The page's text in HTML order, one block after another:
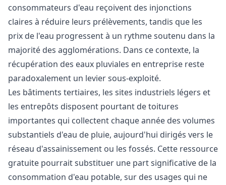
consommateurs d'eau reçoivent des injonctions
claires à réduire leurs prélèvements, tandis que les
prix de l'eau progressent à un rythme soutenu dans la
majorité des agglomérations. Dans ce contexte, la
récupération des eaux pluviales en entreprise reste
paradoxalement un levier sous-exploité.
Les bâtiments tertiaires, les sites industriels légers et
les entrepôts disposent pourtant de toitures
importantes qui collectent chaque année des volumes
substantiels d'eau de pluie, aujourd'hui dirigés vers le
réseau d'assainissement ou les fossés. Cette ressource
gratuite pourrait substituer une part significative de la
consommation d'eau potable, sur des usages qui ne